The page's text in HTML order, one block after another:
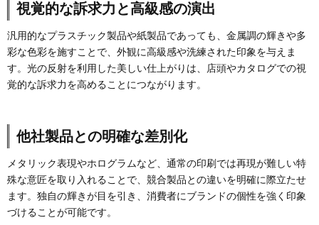
視覚的な訴求力と高級感の演出
汎用的なプラスチック製品や紙製品であっても、金属調の輝きや多
彩な色彩を施すことで、外観に高級感や洗練された印象を与えま
す。光の反射を利用した美しい仕上がりは、店頭やカタログでの視
覚的な訴求力を高めることにつながります。
他社製品との明確な差別化
メタリック表現やホログラムなど、通常の印刷では再現が難しい特
殊な意匠を取り入れることで、競合製品との違いを明確に際立たせ
ます。独自の輝きが目を引き、消費者にブランドの個性を強く印象
づけることが可能です。